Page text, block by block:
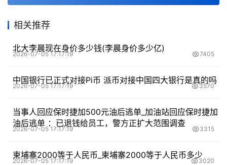
相关推荐
北大李晨现在身价多少钱(李晨身价多少亿)
2026-07-05 17:17:19 7405
中国银行已正式对接Pi币 派币对接中国四大银行是真的吗
2026-07-05 17:17:19 3570
当事人回应保时捷加500元油后逃单_加油站回应保时捷加
油后逃单 ：已退钱给员工，警方正扩大范围调查
2026-07-05 17:17:19 3315
柬埔寨2000等于人民币_柬埔寨2000等于人民币多少
2026-07-05 17:17:19 3020